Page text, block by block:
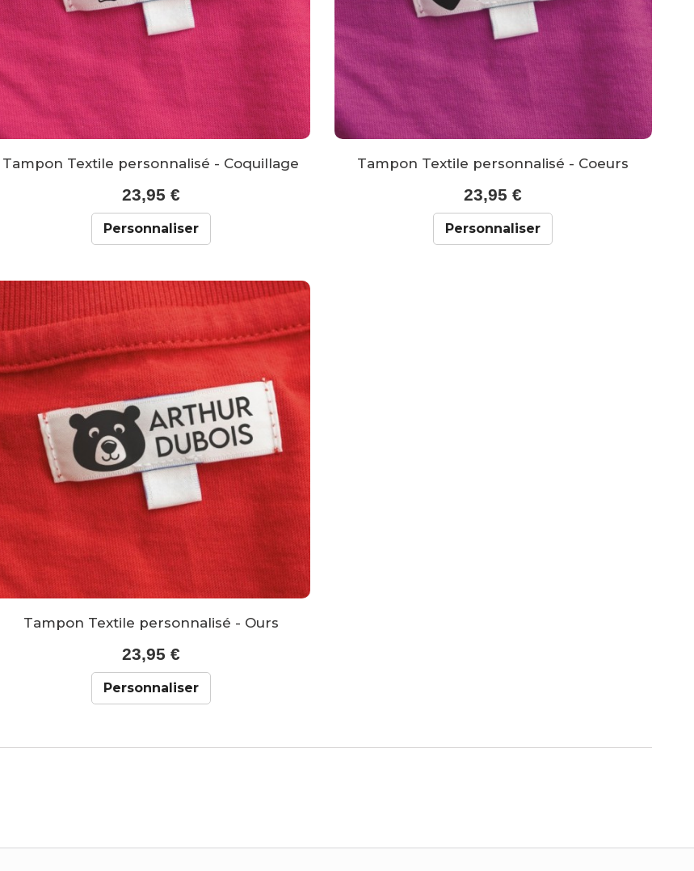
Tampon Textile personnalisé - Coquillage
23,95 €
Personnaliser
Tampon Textile personnalisé - Coeurs
23,95 €
Personnaliser
Tampon Textile personnalisé - Ours
23,95 €
Personnaliser